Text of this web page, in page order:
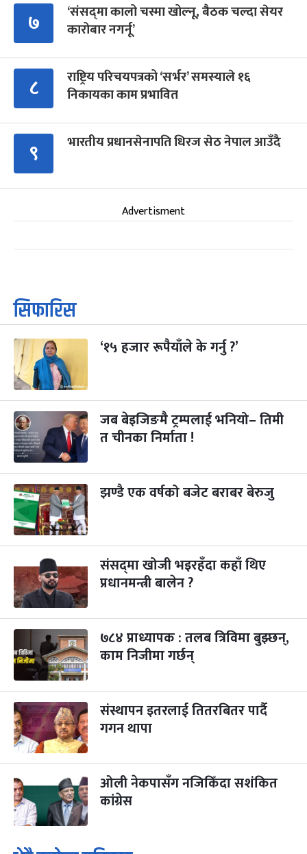
७
‘संसद्‍मा कालो चस्मा खोल्नू, बैठक चल्दा सेयर
कारोबार नगर्नू’
८
राष्ट्रिय परिचयपत्रको ‘सर्भर’ समस्याले १६
निकायका काम प्रभावित
९ भारतीय प्रधानसेनापति धिरज सेठ नेपाल आउँदै
Advertisment
सिफारिस
‘१५ हजार रूपैयाँले के गर्नु ?’
जब बेइजिङमै ट्रम्पलाई भनियो– तिमी
त चीनका निर्माता !
झण्डै एक वर्षको बजेट बराबर बेरुजु
संसद्‌मा खोजी भइरहँदा कहाँ थिए
प्रधानमन्त्री बालेन ?
७८४ प्राध्यापक : तलब त्रिविमा बुझ्छन्,
काम निजीमा गर्छन्
संस्थापन इतरलाई तितरबितर पार्दै
गगन थापा
ओली नेकपासँग नजिकिँदा सशंकित
कांग्रेस